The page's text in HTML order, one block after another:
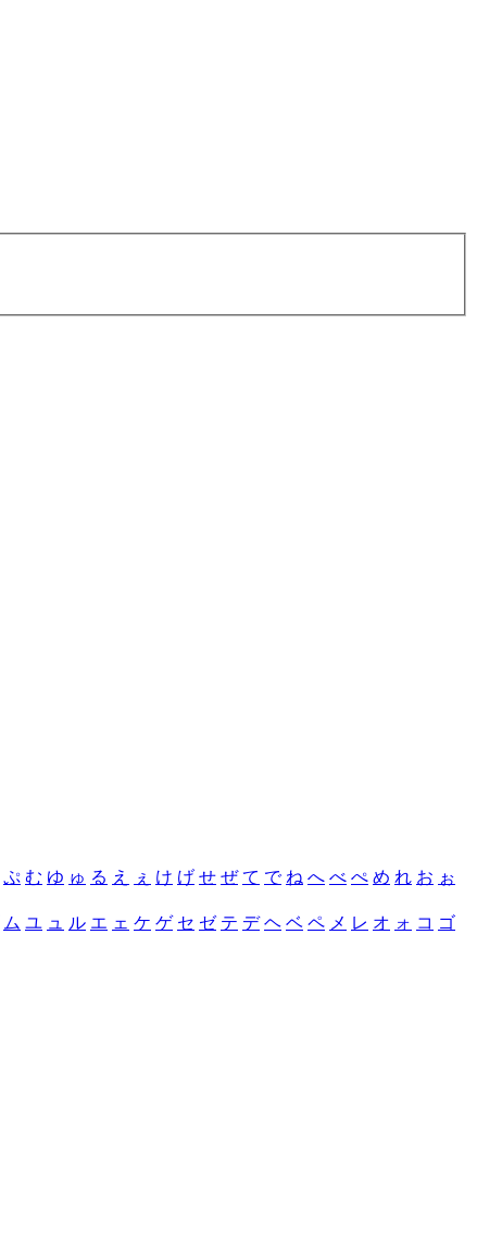
ぷ む ゆ ゅ る え ぇ け げ せ ぜ て で ね へ べ ぺ め れ お ぉ
ム ユ ュ ル エ ェ ケ ゲ セ ゼ テ デ ヘ ベ ペ メ レ オ ォ コ ゴ